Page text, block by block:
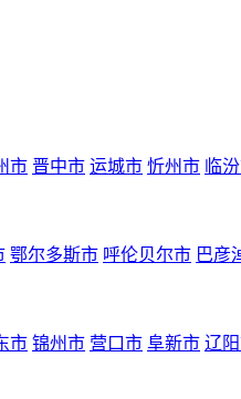
市 晋中市 运城市 忻州市 临
鄂尔多斯市 呼伦贝尔市 巴彦
市 锦州市 营口市 阜新市 辽